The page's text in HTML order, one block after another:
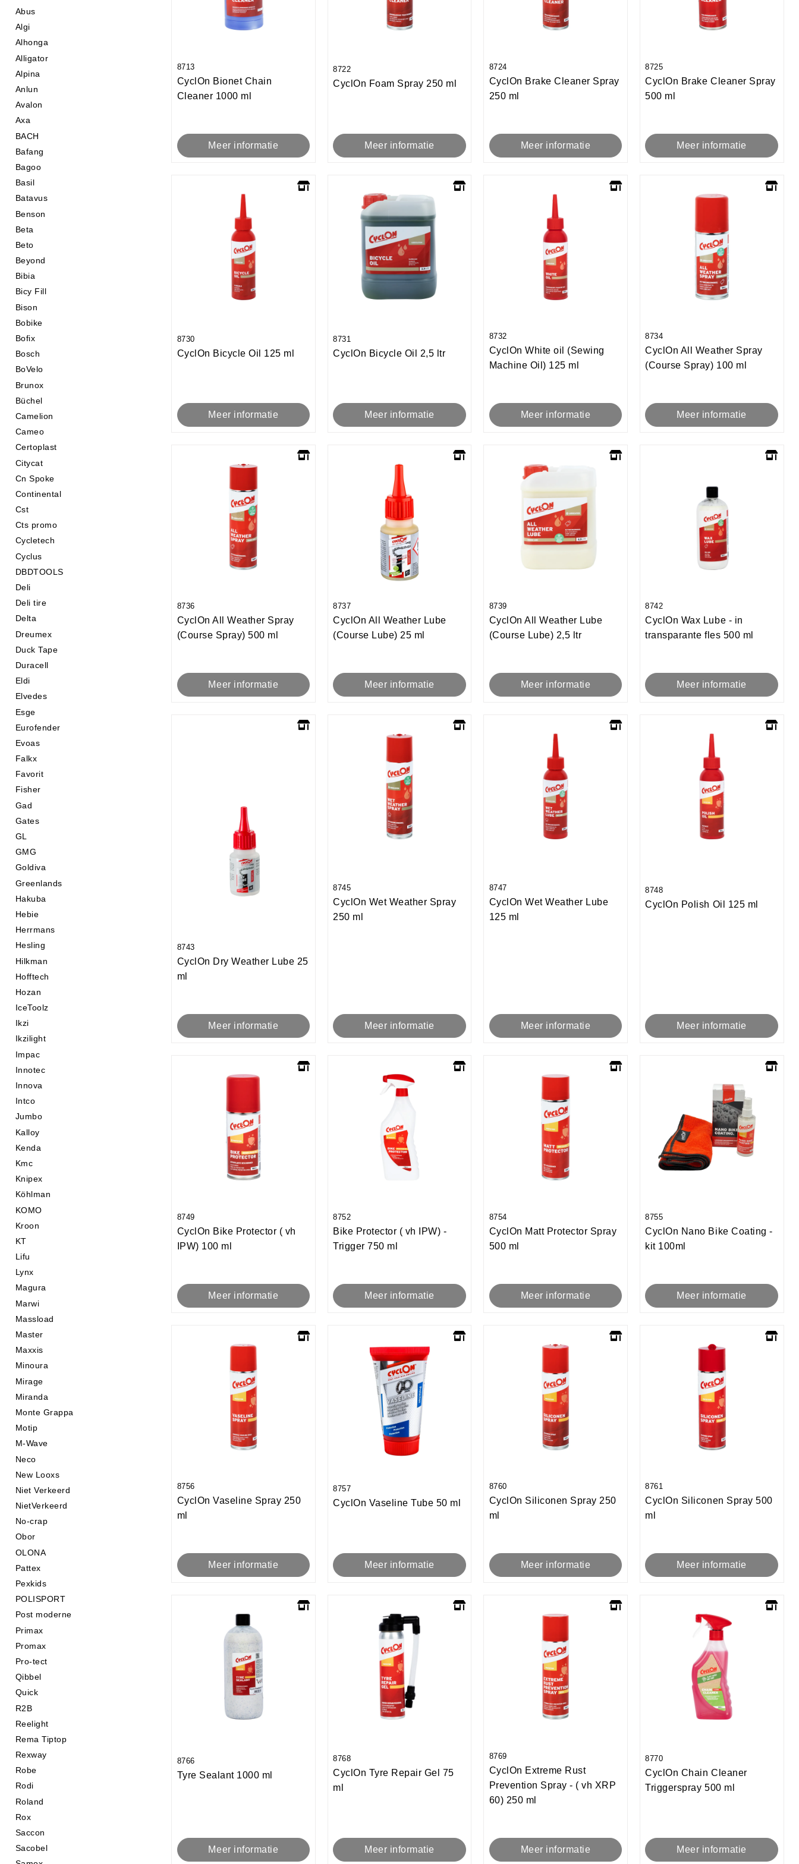
Abus
Algi
Alhonga
Alligator
Alpina
Anlun
Avalon
Axa
BACH
Bafang
Bagoo
Basil
Batavus
Benson
Beta
Beto
Beyond
Bibia
Bicy Fill
Bison
Bobike
Bofix
Bosch
BoVelo
Brunox
Büchel
Camelion
Cameo
Certoplast
Citycat
Cn Spoke
Continental
Cst
Cts promo
Cycletech
Cyclus
DBDTOOLS
Deli
Deli tire
Delta
Dreumex
Duck Tape
Duracell
Eldi
Elvedes
Esge
Eurofender
Evoas
Falkx
Favorit
Fisher
Gad
Gates
GL
GMG
Goldiva
Greenlands
Hakuba
Hebie
Herrmans
Hesling
Hilkman
Hofftech
Hozan
IceToolz
Ikzi
Ikzilight
Impac
Innotec
Innova
Intco
Jumbo
Kalloy
Kenda
Kmc
Knipex
Köhlman
KOMO
Kroon
KT
Lifu
Lynx
Magura
Marwi
Massload
Master
Maxxis
Minoura
Mirage
Miranda
Monte Grappa
Motip
M-Wave
Neco
New Looxs
Niet Verkeerd
NietVerkeerd
No-crap
Obor
OLONA
Pattex
Pexkids
POLISPORT
Post moderne
Primax
Promax
Pro-tect
Qibbel
Quick
R2B
Reelight
Rema Tiptop
Rexway
Robe
Rodi
Roland
Rox
Saccon
Sacobel
8713
CyclOn Bionet Chain
Cleaner 1000 ml
Meer informatie
8722
CyclOn Foam Spray 250 ml
Meer informatie
8724
CyclOn Brake Cleaner Spray
250 ml
Meer informatie
8725
CyclOn Brake Cleaner Spray
500 ml
Meer informatie
8730
CyclOn Bicycle Oil 125 ml
Meer informatie
8731
CyclOn Bicycle Oil 2,5 ltr
Meer informatie
8732
CyclOn White oil (Sewing
Machine Oil) 125 ml
Meer informatie
8734
CyclOn All Weather Spray
(Course Spray) 100 ml
Meer informatie
8736
CyclOn All Weather Spray
(Course Spray) 500 ml
Meer informatie
8737
CyclOn All Weather Lube
(Course Lube) 25 ml
Meer informatie
8739
CyclOn All Weather Lube
(Course Lube) 2,5 ltr
Meer informatie
8742
CyclOn Wax Lube - in
transparante fles 500 ml
Meer informatie
8743
CyclOn Dry Weather Lube 25
ml
Meer informatie
8745
CyclOn Wet Weather Spray
250 ml
Meer informatie
8747
CyclOn Wet Weather Lube
125 ml
Meer informatie
8748
CyclOn Polish Oil 125 ml
Meer informatie
8749
CyclOn Bike Protector ( vh
IPW) 100 ml
Meer informatie
8752
Bike Protector ( vh IPW) -
Trigger 750 ml
Meer informatie
8754
CyclOn Matt Protector Spray
500 ml
Meer informatie
8755
CyclOn Nano Bike Coating -
kit 100ml
Meer informatie
8756
CyclOn Vaseline Spray 250
ml
Meer informatie
8757
CyclOn Vaseline Tube 50 ml
Meer informatie
8760
CyclOn Siliconen Spray 250
ml
Meer informatie
8761
CyclOn Siliconen Spray 500
ml
Meer informatie
8766
Tyre Sealant 1000 ml
Meer informatie
8768
CyclOn Tyre Repair Gel 75
ml
Meer informatie
8769
CyclOn Extreme Rust
Prevention Spray - ( vh XRP
60) 250 ml
Meer informatie
8770
CyclOn Chain Cleaner
Triggerspray 500 ml
Meer informatie